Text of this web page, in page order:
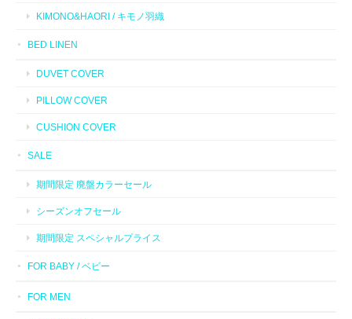
KIMONO&HAORI / キモノ羽織
BED LINEN
DUVET COVER
PILLOW COVER
CUSHION COVER
SALE
期間限定 廃盤カラーセール
シーズンオフセール
期間限定 スペシャルプライス
FOR BABY / ベビー
FOR MEN